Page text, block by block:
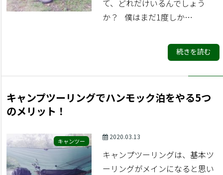
て、どれだけいるんでしょう
か？ 僕はまだ1度しか…
続きを読む
キャンプツーリングでハンモック泊をやる5つ
のメリット！
キャンツー
2020.03.13
キャンプツーリングは、基本ツ
ーリングがメインになると思い